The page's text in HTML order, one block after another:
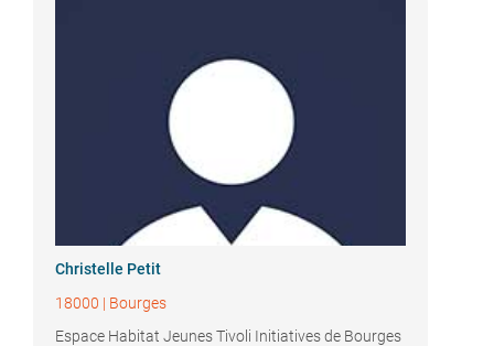
Christelle Petit
18000 | Bourges
Espace Habitat Jeunes Tivoli Initiatives de Bourges